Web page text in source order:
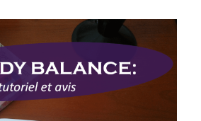
mon
avis